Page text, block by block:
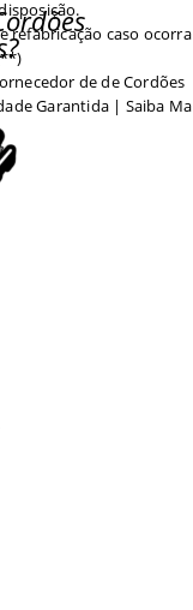
refabricação caso ocorra
de de Cordões
Garantida | Saiba